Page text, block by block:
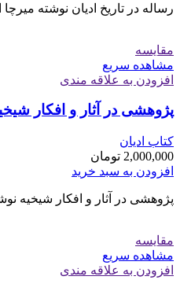
رساله در تاریخ ادیان نوشته میرچا
مقایسه
مشاهده سریع
افزودن به علاقه مندی
پژوهشی در آثار و افکار
کتاب ادیان
2,000,000 تومان
افزودن به سبد خرید
پژوهشی در آثار و افکار شیخیه
مقایسه
مشاهده سریع
افزودن به علاقه مندی